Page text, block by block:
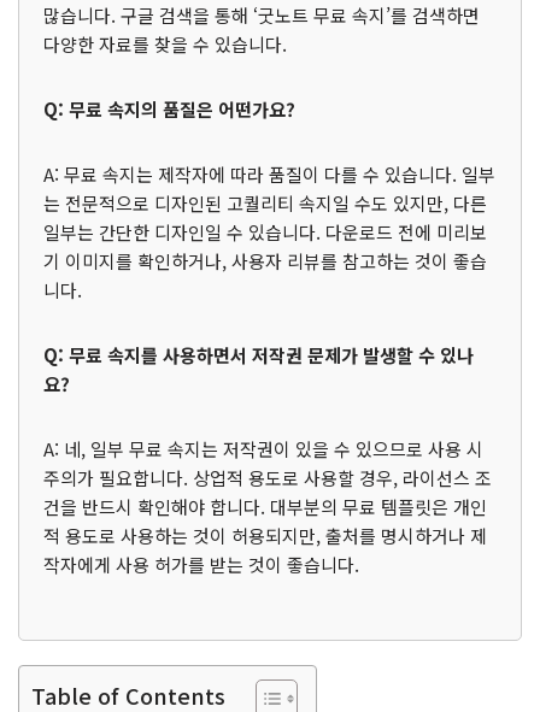
많습니다. 구글 검색을 통해 ‘굿노트 무료 속지’를 검색하면
다양한 자료를 찾을 수 있습니다.
Q: 무료 속지의 품질은 어떤가요?
A: 무료 속지는 제작자에 따라 품질이 다를 수 있습니다. 일부
는 전문적으로 디자인된 고퀄리티 속지일 수도 있지만, 다른
일부는 간단한 디자인일 수 있습니다. 다운로드 전에 미리보
기 이미지를 확인하거나, 사용자 리뷰를 참고하는 것이 좋습
니다.
Q: 무료 속지를 사용하면서 저작권 문제가 발생할 수 있나
요?
A: 네, 일부 무료 속지는 저작권이 있을 수 있으므로 사용 시
주의가 필요합니다. 상업적 용도로 사용할 경우, 라이선스 조
건을 반드시 확인해야 합니다. 대부분의 무료 템플릿은 개인
적 용도로 사용하는 것이 허용되지만, 출처를 명시하거나 제
작자에게 사용 허가를 받는 것이 좋습니다.
Table of Contents